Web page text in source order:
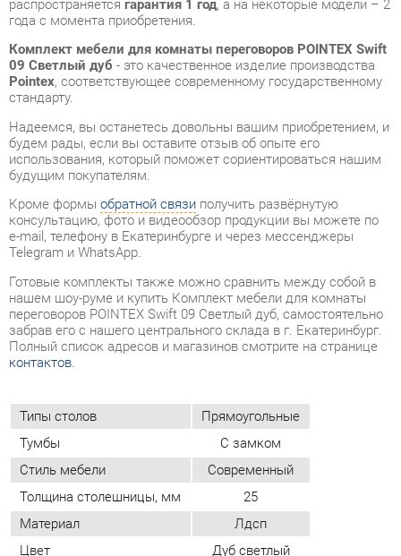
Надеемся, вы останетесь довольны вашим приобретением, и
будем рады, если вы оставите отзыв об опыте его
использования, который поможет сориентироваться нашим
будущим покупателям.
Кроме формыобратной связиполучить развёрнутую
консультацию, фото и видеообзор продукции вы можете по
e-mail, телефону в Екатеринбурге и через мессенджеры
Telegram и WhatsApp.
Готовые комплекты также можно сравнить между собой в
нашем шоу-руме и купить Комплект мебели для комнаты
переговоров POINTEX Swift 09 Светлый дуб, самостоятельно
забрав его с нашего центрального склада в г. Екатеринбург.
Полный список адресов и магазинов смотрите на странице
контактов.
Типы столов
Прямоугольные
Тумбы
С замком
Стиль мебели
Современный
Толщина столешницы, мм
Цвет
Дуб светлый
ОТЗЫВЫ
Пока нет отзывов, поделитесь первым своим мнением.
ДОБАВИТЬ ОТЗЫВ